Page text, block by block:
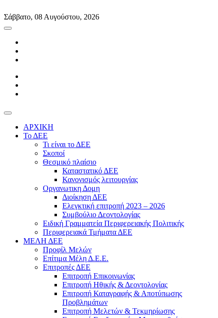
to
content
Σάββατο, 08 Αυγούστου, 2026
ΑΡΧΙΚΗ
Το ΔΕΕ
Τι είναι το ΔΕΕ
Σκοποί
Θεσμικό πλαίσιο
Καταστατικό ΔΕΕ
Κανονισμός λειτουργίας
Οργανωτικη Δομη
Διοίκηση ΔΕΕ
Ελεγκτική επιτροπή 2023 – 2026
Συμβούλιο Δεοντολογίας
Ειδική Γραμματεία Περιφερειακής Πολιτικής
Περιφερειακά Τμήματα ΔΕΕ
ΜΕΛΗ ΔΕΕ
Προφίλ Μελών
Επίτιμα Mέλη Δ.Ε.Ε.
Επιτροπές ΔΕΕ
Επιτροπή Επικοινωνίας
Επιτροπή Ηθικής & Δεοντολογίας
Επιτροπή Καταγραφής & Αποτύπωσης
Προβλημάτων
Επιτροπή Μελετών & Τεκμηρίωσης